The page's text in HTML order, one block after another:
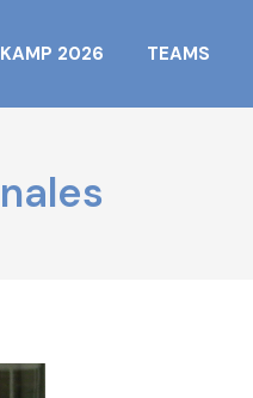
KAMP 2026 TEAMS